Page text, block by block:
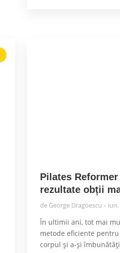
Pilates
rezultate obții
de George Dragoescu iun.
În ultimii ani, tot mai
metode eficiente
corpul și a-și